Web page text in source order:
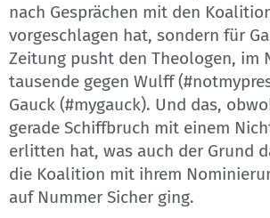
nach Gesprächen mit den
vorgeschlagen hat, sondern für
Zeitung pusht den Theologen, im
tausende gegen Wulff
Gauck (#mygauck). Und das,
gerade Schiffbruch mit einem
erlitten hat, was auch der Grund
die Koalition mit ihrem
auf Nummer Sicher ging.